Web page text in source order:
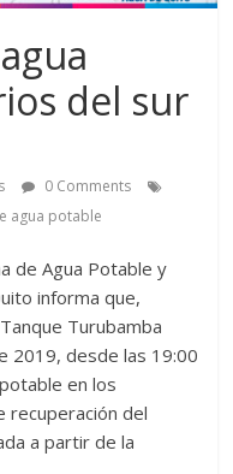
del sur
0 Comments
agua potable
de Agua Potable y
informa que,
Turubamba
2019, desde las 19:00
en los
recuperación del
a partir de la